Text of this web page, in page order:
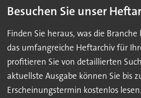
Besuchen Sie unser
Finden Sie heraus, was die
das umfangreiche Heftarchiv für
profitieren Sie von detaillierten
aktuellste Ausgabe können Sie bis
Erscheinungstermin kostenlos lesen.